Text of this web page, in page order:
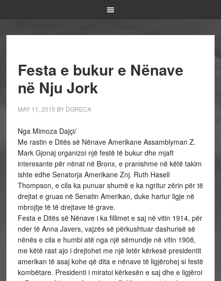
Festa e bukur e Nënave
në Nju Jork
MAY 11, 2015 BY DGRECA
Nga Mimoza Dajçi/
Me rastin e Ditës së Nënave Amerikane Assamblyman Z.
Mark Gjonaj organizoi një festë të bukur dhe mjaft
interesante për nënat në Bronx, e pranishme në këtë takim
ishte edhe Senatorja Amerikane Znj. Ruth Hasell
Thompson, e cila ka punuar shumë e ka ngritur zërin për të
drejtat e gruas në Senatin Amerikan, duke hartur ligje në
mbrojtje të të drejtave të grave.
Festa e Ditës së Nënave i ka fillimet e saj në vitin 1914, për
nder të Anna Javers, vajzës së përkushtuar dashurisë së
nënës e cila e humbi atë nga një sëmundje në vitin 1908,
me këtë rast ajo i drejtohet me një letër kërkesë presidentit
amerikan të asaj kohe që dita e nënave të ligjërohej si festë
kombëtare. Presidenti i miratoi kërkesën e saj dhe e ligjëroi